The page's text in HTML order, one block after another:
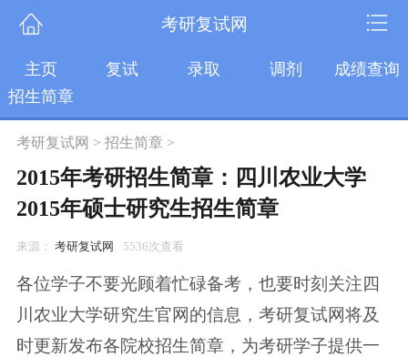
考研复试网
主页 复试 录取 调剂
成绩查询
招生简章
考研复试网 > 招生简章>
2015年考研招生简章：四川农业大学
2015年硕士研究生招生简章
来源： 考研复试网 5536次查看
各位学子不要光顾着忙碌备考，也要时刻关注四
川农业大学研究生官网的信息，考研复试网将及
时更新发布各院校招生简章，为考研学子提供一